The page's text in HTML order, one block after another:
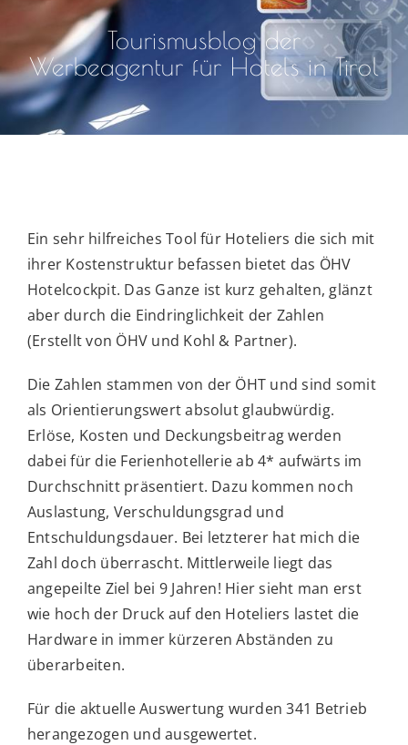
Tourismusblog der
Werbeagentur für Hotels in Tirol
Ein sehr hilfreiches Tool für Hoteliers die sich mit
ihrer Kostenstruktur befassen bietet das ÖHV
Hotelcockpit. Das Ganze ist kurz gehalten, glänzt
aber durch die Eindringlichkeit der Zahlen
(Erstellt von ÖHV und Kohl & Partner).
Die Zahlen stammen von der ÖHT und sind somit
als Orientierungswert absolut glaubwürdig.
Erlöse, Kosten und Deckungsbeitrag werden
dabei für die Ferienhotellerie ab 4* aufwärts im
Durchschnitt präsentiert. Dazu kommen noch
Auslastung, Verschuldungsgrad und
Entschuldungsdauer. Bei letzterer hat mich die
Zahl doch überrascht. Mittlerweile liegt das
angepeilte Ziel bei 9 Jahren! Hier sieht man erst
wie hoch der Druck auf den Hoteliers lastet die
Hardware in immer kürzeren Abständen zu
überarbeiten.
Für die aktuelle Auswertung wurden 341 Betrieb
herangezogen und ausgewertet.